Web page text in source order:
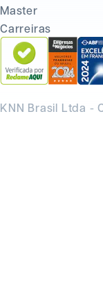
KNN Brasil Ltda -
Master
Carreiras